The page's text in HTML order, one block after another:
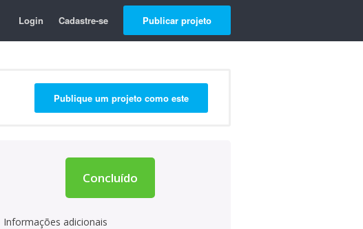
Login Cadastre-se Publicar projeto
Publique um projeto como este
Concluído
Informações adicionais